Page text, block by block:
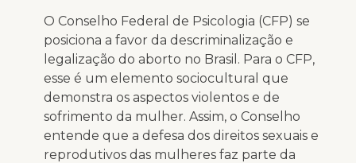
O Conselho Federal de Psicologia (CFP) se
posiciona a favor da descriminalização e
legalização do aborto no Brasil. Para o CFP,
esse é um elemento sociocultural que
demonstra os aspectos violentos e de
sofrimento da mulher. Assim, o Conselho
entende que a defesa dos direitos sexuais e
reprodutivos das mulheres faz parte da